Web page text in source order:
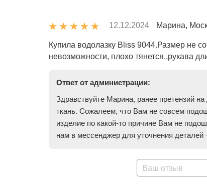
12.12.2024 Марина,
Купила водолазку Bliss 9044.Размер не
невозможности, плохо тянется.,рукава
Ответ от администрации:
Здравствуйте Марина, ранее претензий
ткань. Сожалеем, что Вам не совсем
изделие по какой-то причине Вам не
нам в мессенджер для уточнения деталей
Ваш отзыв